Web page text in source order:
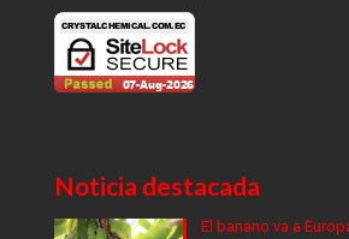
Noticia destacada
El banano va a